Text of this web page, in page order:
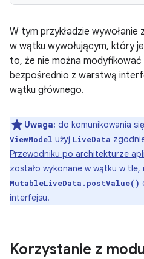
W tym przykładzie
w wątku wywołującym, który
to, że nie można modyfikować
bezpośrednio z warstwą
wątku głównego.
Uwaga: do komunikowania
ViewModel użyj LiveData
Przewodniku po architekturze
zostało wykonane w wątku w tle,
MutableLiveData.postValue()
interfejsu.
Korzystanie z